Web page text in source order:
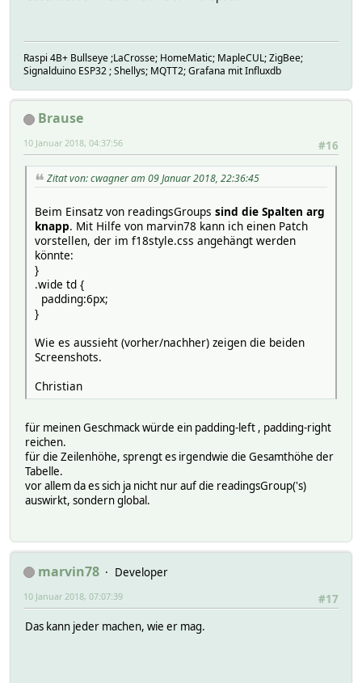
Raspi 4B+ Bullseye ;LaCrosse; HomeMatic; MapleCUL; ZigBee;
Signalduino ESP32 ; Shellys; MQTT2; Grafana mit Influxdb
Brause
#16
10 Januar 2018, 04:37:56
Zitat von: cwagner am 09 Januar 2018, 22:36:45
Beim Einsatz von readingsGroups sind die Spalten arg
knapp. Mit Hilfe von marvin78 kann ich einen Patch
vorstellen, der im f18style.css angehängt werden
könnte:
}
.wide td {
padding:6px;
}
Wie es aussieht (vorher/nachher) zeigen die beiden
Screenshots.
Christian
für meinen Geschmack würde ein padding-left , padding-right
reichen.
für die Zeilenhöhe, sprengt es irgendwie die Gesamthöhe der
Tabelle.
vor allem da es sich ja nicht nur auf die readingsGroup('s)
auswirkt, sondern global.
marvin78
Developer
#17
10 Januar 2018, 07:07:39
Das kann jeder machen, wie er mag.